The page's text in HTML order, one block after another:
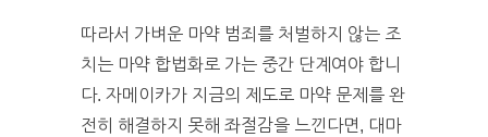
따라서 가벼운 마약 범죄를 처벌하지 않는 조
치는 마약 합법화로 가는 중간 단계여야 합니
다. 자메이카가 지금의 제도로 마약 문제를 완
전히 해결하지 못해 좌절감을 느낀다면, 대마